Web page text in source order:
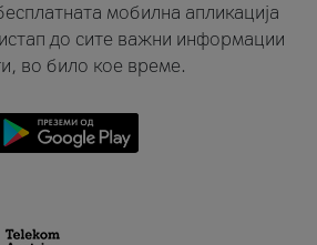
мобилна апликација
до сите важни информации
во било кое време.